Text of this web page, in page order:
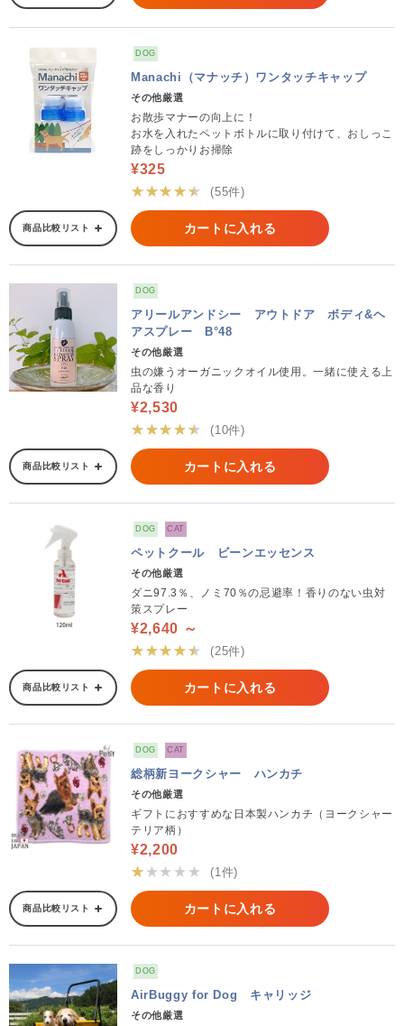
DOG
Manachi（マナッチ）ワンタッチキャップ
その他厳選
お散歩マナーの向上に！
お水を入れたペットボトルに取り付けて、おしっこ
跡をしっかりお掃除
¥325
★★★★★
(55件)
商品比較リスト カートに入れる
DOG
アリールアンドシー アウトドア ボディ&ヘ
アスプレー B°48
その他厳選
虫の嫌うオーガニックオイル使用。一緒に使える上
品な香り
¥2,530
★★★★★
(10件)
商品比較リスト カートに入れる
DOG CAT
ペットクール ビーンエッセンス
その他厳選
ダニ97.3％、ノミ70％の忌避率！香りのない虫対
策スプレー
¥2,640 ～
★★★★★
(25件)
商品比較リスト カートに入れる
DOG CAT
総柄新ヨークシャー ハンカチ
その他厳選
ギフトにおすすめな日本製ハンカチ（ヨークシャー
テリア柄）
¥2,200
★★★★★
(1件)
商品比較リスト カートに入れる
DOG
AirBuggy for Dog キャリッジ
その他厳選